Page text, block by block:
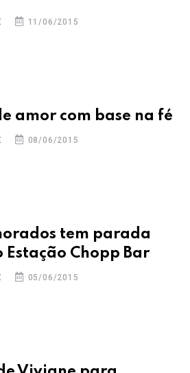
11/06/2015
amor com base na fé
08/06/2015
tem parada
Chopp Bar
05/06/2015